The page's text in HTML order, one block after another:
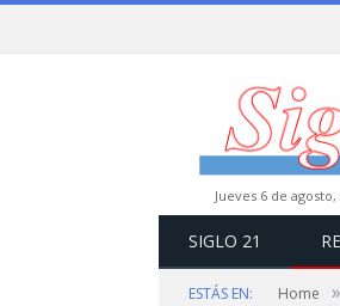
jueves 6 de agosto,
SIGLO 21
ESTÁS EN: Home »